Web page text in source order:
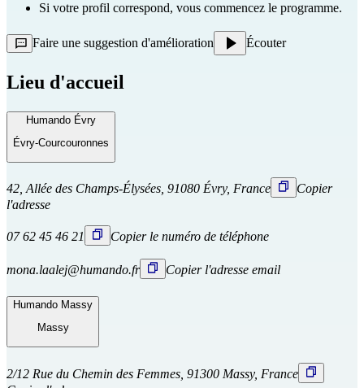
Si votre profil correspond, vous commencez le programme.
Faire une suggestion d'amélioration Écouter
Lieu d'accueil
Humando Évry
Évry-Courcouronnes
42, Allée des Champs-Élysées, 91080 Évry, France
Copier
l'adresse
07 62 45 46 21 Copier le numéro de téléphone
mona.laalej@humando.fr Copier l'adresse email
Humando Massy
Massy
2/12 Rue du Chemin des Femmes, 91300 Massy, France